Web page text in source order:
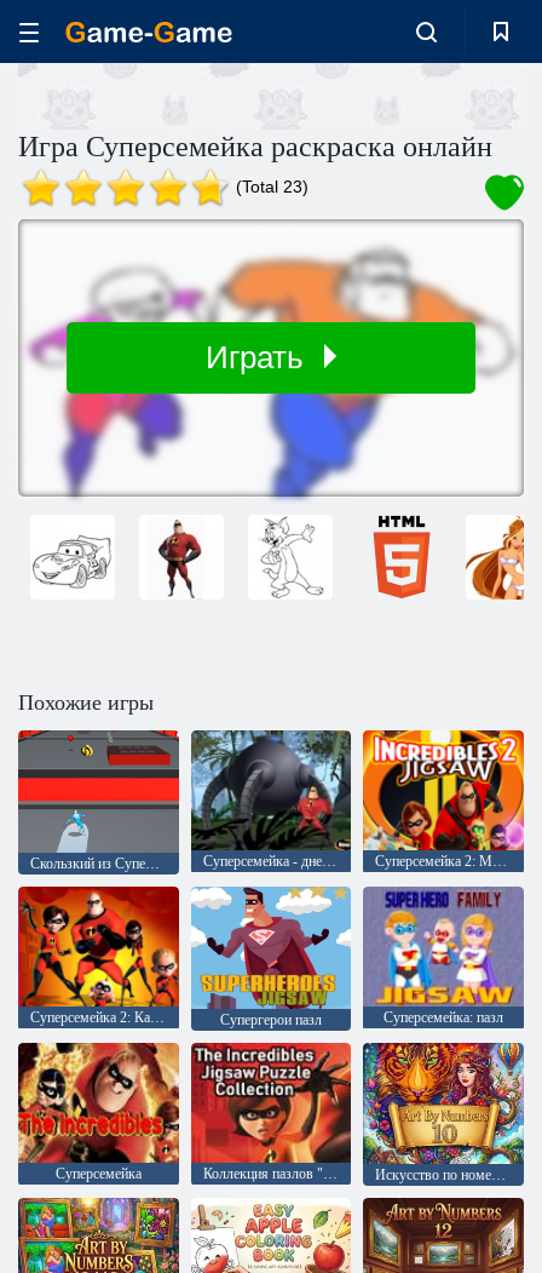
Игра Суперсемейка раскраска онлайн
(Total 23)
Играть
Похожие игры
Скользкий из Суперсемейки Суперсемейка - дневное спасение Суперсемейка 2: Мозаика
Суперсемейка 2: Какой у Вас характер Супергерои пазл Суперсемейка: пазл
Суперсемейка Коллекция пазлов "Суперсемейка" Искусство по номерам 10